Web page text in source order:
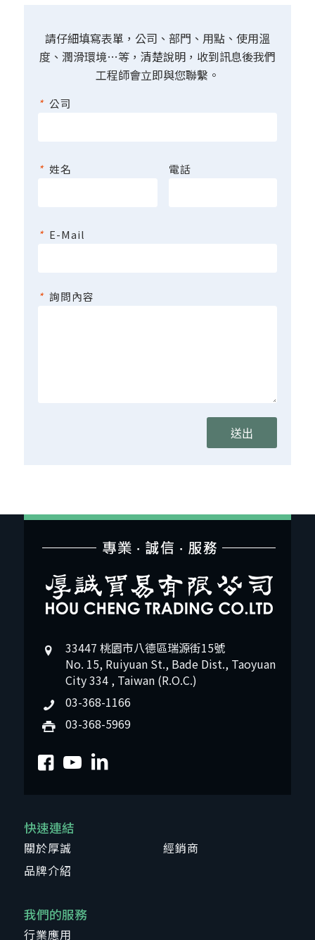
請仔細填寫表單，公司、部門、用點、使用溫
度、潤滑環境…等，清楚說明，收到訊息後我們
工程師會立即與您聯繫。
* 公司
* 姓名 電話
* E-Mail
* 詢問內容
33447 桃園市八德區瑞源街15號
No. 15, Ruiyuan St., Bade Dist., Taoyuan
City 334 , Taiwan (R.O.C.)
03-368-1166
03-368-5969
快速連結
關於厚誠
品牌介紹
經銷商
我們的服務
行業應用